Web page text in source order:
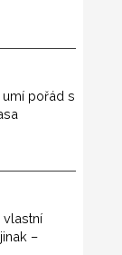
pořád s
–